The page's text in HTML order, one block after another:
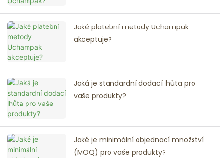
Jaké platební metody Uchampak
akceptuje?
Jaká je standardní dodací lhůta pro
vaše produkty?
Jaké je minimální objednací množství
(MOQ) pro vaše produkty?